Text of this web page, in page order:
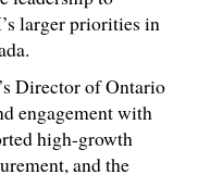
larger priorities in
Director of Ontario
engagement with
high-growth
and the